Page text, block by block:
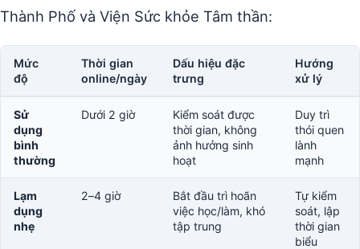
Thành Phố và Viện Sức khỏe Tâm thần:
Mức
độ
Thời gian
online/ngày
Dấu hiệu đặc
trưng
Hướng
xử lý
Sử
dụng
bình
thường
Dưới 2 giờ
Kiểm soát được
thời gian, không
ảnh hưởng sinh
hoạt
Duy trì
thói quen
lành
mạnh
Lạm
dụng
nhẹ
2–4 giờ
Bắt đầu trì hoãn
việc học/làm, khó
tập trung
Tự kiểm
soát, lập
thời gian
biểu